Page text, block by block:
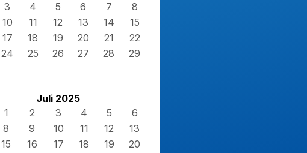
3 4 5 6 7
8
10 11 12 13 14
15
17 18 19 20 21
22
24 25 26 27 28
29
Juli 2025
1
2 3 4 5
6
8 9 10 11 12
13
15 16 17 18 19
20